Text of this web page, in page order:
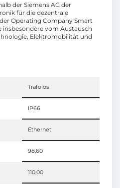
der Siemens AG der
für die dezentrale
Operating Company Smart
vom Austausch
Elektromobilität und
Trafolos
IP66
Ethernet
98,60
110,00